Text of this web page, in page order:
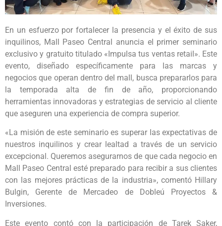
En un esfuerzo por fortalecer la presencia y el éxito de sus
inquilinos, Mall Paseo Central anuncia el primer seminario
exclusivo y gratuito titulado «Impulsa tus ventas retail». Este
evento, diseñado específicamente para las marcas y
negocios que operan dentro del mall, busca prepararlos para
la temporada alta de fin de año, proporcionando
herramientas innovadoras y estrategias de servicio al cliente
que aseguren una experiencia de compra superior.
«La misión de este seminario es superar las expectativas de
nuestros inquilinos y crear lealtad a través de un servicio
excepcional. Queremos asegurarnos de que cada negocio en
Mall Paseo Central esté preparado para recibir a sus clientes
con las mejores prácticas de la industria», comentó Hillary
Bulgin, Gerente de Mercadeo de Dobleú Proyectos &
Inversiones.
Este evento contó con la participación de Tarek Saker,